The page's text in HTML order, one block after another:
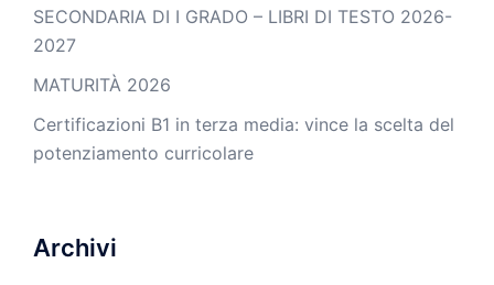
SECONDARIA DI I GRADO – LIBRI DI TESTO 2026-
2027
MATURITÀ 2026
Certificazioni B1 in terza media: vince la scelta del
potenziamento curricolare
Archivi